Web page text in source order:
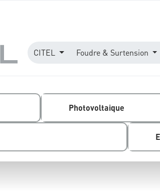
CITEL Foudre & Surtension
Photovoltaique